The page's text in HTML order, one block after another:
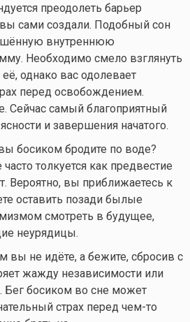
преодолеть барьер
сами создали. Подобный сон
внутреннюю
Необходимо смело взглянуть
её, однако вас одолевает
перед освобождением.
Сейчас самый благоприятный
и завершения начатого.
босиком бродите по воде?
толкуется как предвестие
Вероятно, вы приближаетесь к
оставить позади былые
смотреть в будущее,
неурядицы.
вы не идёте, а бежите, сбросив с
жажду независимости или
Бег босиком во сне может
страх перед чем-то